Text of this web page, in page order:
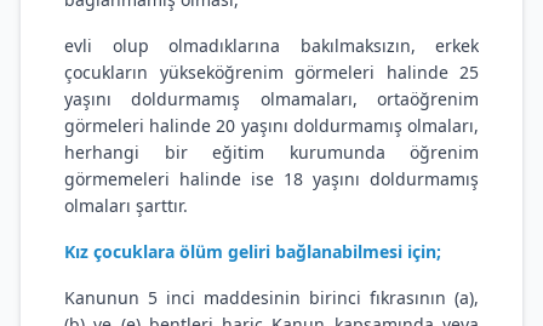
evli olup olmadıklarına bakılmaksızın, erkek
çocukların yükseköğrenim görmeleri halinde 25
yaşını doldurmamış olmamaları, ortaöğrenim
görmeleri halinde 20 yaşını doldurmamış olmaları,
herhangi bir eğitim kurumunda öğrenim
görmemeleri halinde ise 18 yaşını doldurmamış
olmaları şarttır.
Kız çocuklara ölüm geliri bağlanabilmesi için;
Kanunun 5 inci maddesinin birinci fıkrasının (a),